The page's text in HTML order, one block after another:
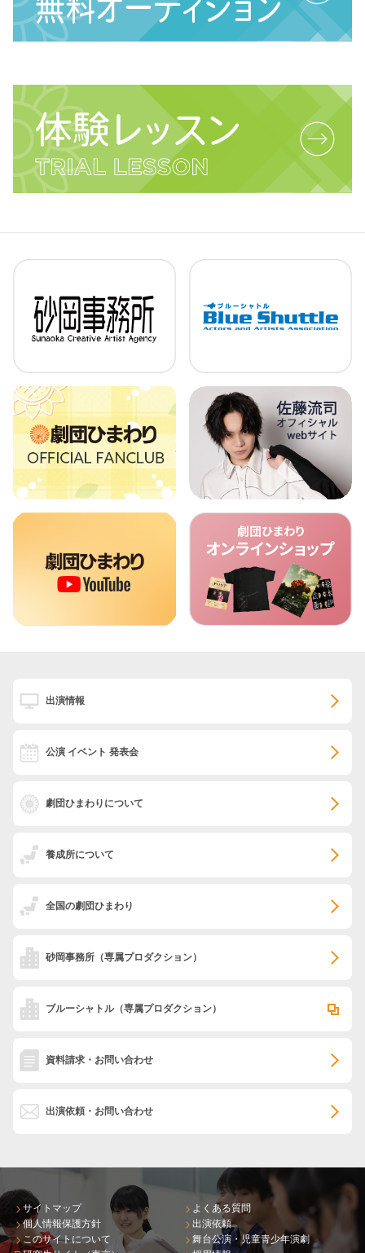
出演情報
公演 イベント 発表会
劇団ひまわりについて
養成所について
全国の劇団ひまわり
砂岡事務所 （専属プロダクション）
ブルーシャトル（専属プロダクション）
資料請求・お問い合わせ
出演依頼・お問い合わせ
サイトマップ
個人情報保護方針
このサイトについて
よくある質問
出演依頼
舞台公演・児童青少年演劇